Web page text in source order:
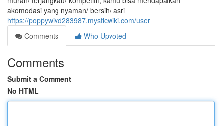
akomodasi yang nyaman/ bersih/ asri
https://poppywivd283987.mysticwiki.com/user
Comments
Who Upvoted
Comments
Submit a Comment
No HTML